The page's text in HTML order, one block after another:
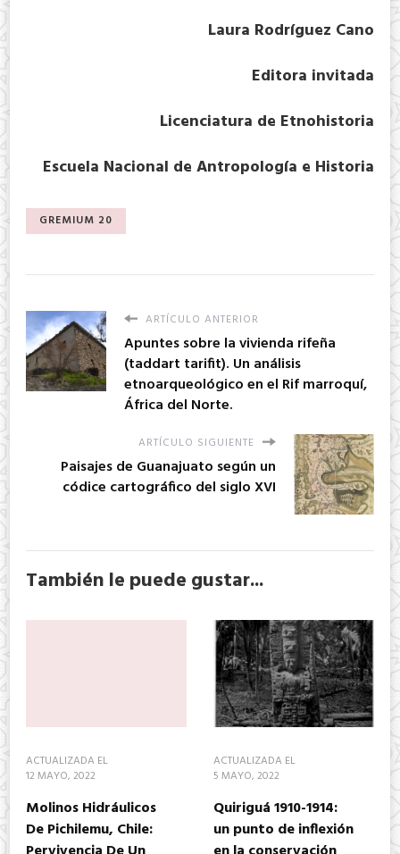
Laura Rodríguez Cano
Editora invitada
Licenciatura de Etnohistoria
Escuela Nacional de Antropología e Historia
GREMIUM 20
ARTÍCULO ANTERIOR
Apuntes sobre la vivienda rifeña
(taddart tarifit). Un análisis
etnoarqueológico en el Rif marroquí,
África del Norte.
ARTÍCULO SIGUIENTE
Paisajes de Guanajuato según un
códice cartográfico del siglo XVI
También le puede gustar...
ACTUALIZADA EL
12 MAYO, 2022
Molinos Hidráulicos
De Pichilemu, Chile:
ACTUALIZADA EL
5 MAYO, 2022
Quiriguá 1910-1914:
un punto de inflexión